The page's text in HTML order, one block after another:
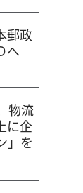
郵政
へ
物流
に企
」を